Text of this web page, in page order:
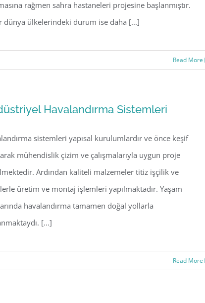
rağmen sahra hastaneleri projesine başlanmıştır.
dünya ülkelerindeki durum ise daha [...]
Read More
Havalandırma Sistemleri
sistemleri yapısal kurulumlardır ve önce keşif
mühendislik çizim ve çalışmalarıyla uygun proje
Ardından kaliteli malzemeler titiz işçilik ve
üretim ve montaj işlemleri yapılmaktadır. Yaşam
havalandırma tamamen doğal yollarla
[...]
Read More